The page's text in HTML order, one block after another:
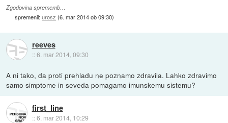
Zgodovina sprememb…
spremenil:urosz (6. mar 2014 ob 09:30)
reeves
::6. mar 2014, 09:30
A ni tako, da proti prehladu ne poznamo zdravila. Lahko zdravimo
samo simptome in seveda pomagamo imunskemu sistemu?
first_line
::6. mar 2014, 10:29